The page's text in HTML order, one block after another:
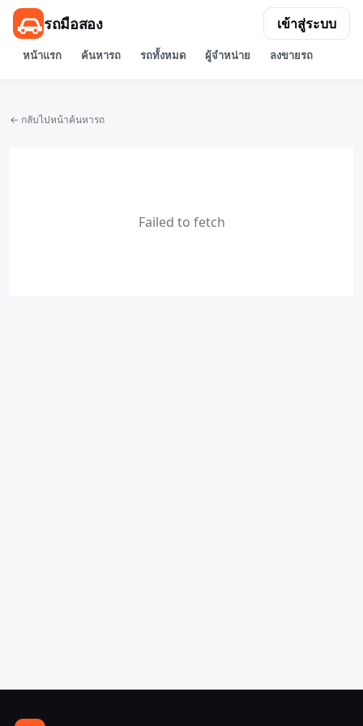
รถมือสอง
หน้าแรก ค้นหารถ รถทั้งหมด ผู้จำหน่าย ลงขายรถ
เข้าสู่ระบบ
← กลับไปหน้าค้นหารถ
Failed to fetch